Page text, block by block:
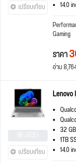
เปรียบเทียบ
14.0
Gaming
ราคา
อ่าน
เปรียบเทียบ
Lenovo
32
1TB
14.0